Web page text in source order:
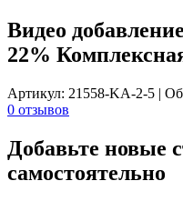
Видео
22%
Артикул: 21558-KA-2-5 |
0 отзывов
Добавьте новые
самостоятельно